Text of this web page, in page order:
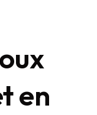
en